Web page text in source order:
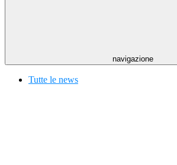
navigazione
Tutte le news